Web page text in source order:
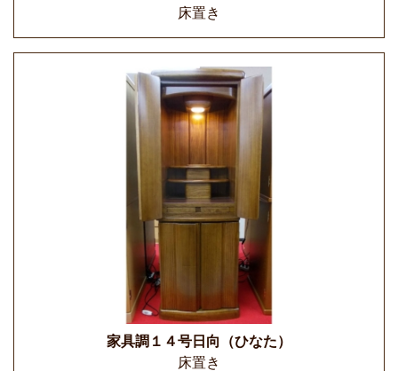
床置き
家具調１４号日向（ひなた）
床置き